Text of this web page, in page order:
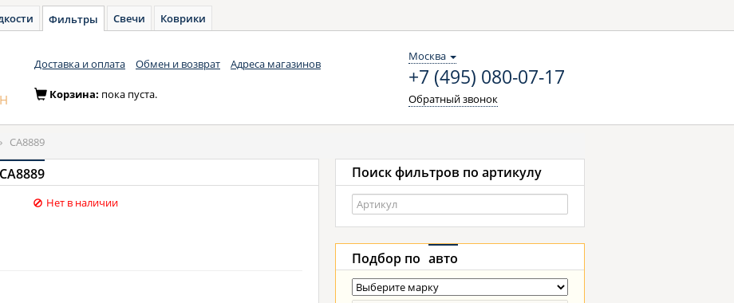
Фильтры Свечи Коврики
Доставка и оплата Обмен и возврат Адреса магазинов
Москва
+7 (495) 080-07-17
Обратный звонок
Корзина: пока пуста.
CA8889
Нет в наличии
Поиск фильтров по артикулу
Подбор по авто